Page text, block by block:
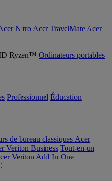
Nitro Acer TravelMate Acer
Ordinateurs portables
Professionnel Éducation
de bureau classiques Acer
Veriton Business Tout-en-un
Veriton Add-In-One